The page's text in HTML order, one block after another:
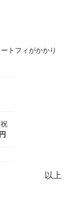
トフィがかかり
以上